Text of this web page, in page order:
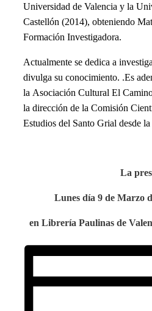
Universidad de Valencia y la
Castellón (2014), obteniendo
Formación Investigadora.
Actualmente se dedica a
divulga su conocimiento. .Es
la Asociación Cultural El
la dirección de la Comisión
Estudios del Santo Grial desde
La
Lunes día 9 de Marzo
en Librería Paulinas de